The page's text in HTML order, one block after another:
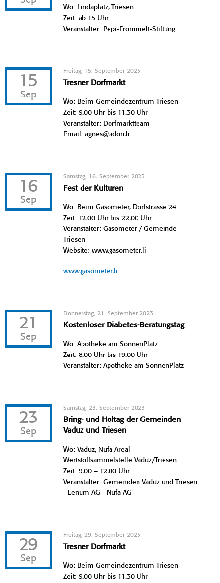
Wo: Lindaplatz, Triesen
Zeit: ab 15 Uhr
Veranstalter: Pepi-Frommelt-Stiftung
15
Sep
Freitag, 15. September 2023
Tresner Dorfmarkt
Wo: Beim Gemeindezentrum Triesen
Zeit: 9.00 Uhr bis 11.30 Uhr
Veranstalter: Dorfmarktteam
Email: agnes@adon.li
16
Sep
Samstag, 16. September 2023
Fest der Kulturen
Wo: Beim Gasometer, Dorfstrasse 24
Zeit: 12.00 Uhr bis 22.00 Uhr
Veranstalter: Gasometer / Gemeinde
Triesen
Website: www.gasometer.li
www.gasometer.li
21
Sep
Donnerstag, 21. September 2023
Kostenloser Diabetes-Beratungstag
Wo: Apotheke am SonnenPlatz
Zeit: 8.00 Uhr bis 19.00 Uhr
Veranstalter: Apotheke am SonnenPlatz
23
Sep
Samstag, 23. September 2023
Bring- und Holtag der Gemeinden
Vaduz und Triesen
Wo: Vaduz, Nufa Areal –
Wertstoffsammelstelle Vaduz/Triesen
Zeit: 9.00 – 12.00 Uhr
Veranstalter: Gemeinden Vaduz und Triesen
- Lenum AG - Nufa AG
29
Sep
Freitag, 29. September 2023
Tresner Dorfmarkt
Wo: Beim Gemeindezentrum Triesen
Zeit: 9.00 Uhr bis 11.30 Uhr